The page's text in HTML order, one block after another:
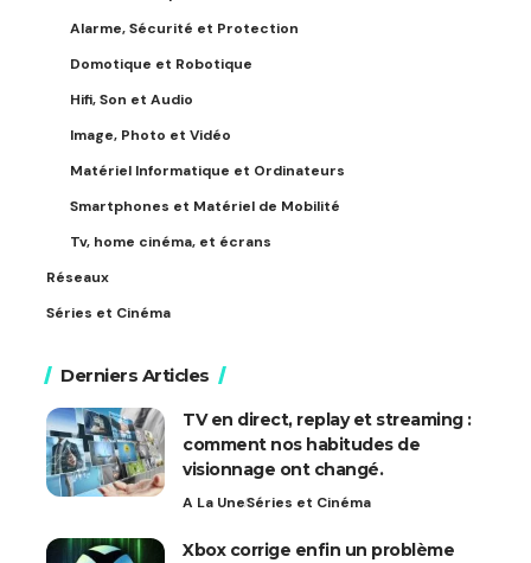
Alarme, Sécurité et Protection
Domotique et Robotique
Hifi, Son et Audio
Image, Photo et Vidéo
Matériel Informatique et Ordinateurs
Smartphones et Matériel de Mobilité
Tv, home cinéma, et écrans
Réseaux
Séries et Cinéma
Derniers Articles
TV en direct, replay et streaming :
comment nos habitudes de
visionnage ont changé.
A La UneSéries et Cinéma
Xbox corrige enfin un problème